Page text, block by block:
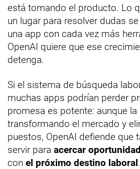
está tomando el producto. Lo
un lugar para resolver dudas
una app con cada vez más
OpenAI quiere que ese
detenga.
Si el sistema de búsqueda
muchas apps podrían perder
promesa es potente: aunque la
transformando el mercado y
puestos, OpenAI defiende que
servir para acercar
con el próximo destino laboral.